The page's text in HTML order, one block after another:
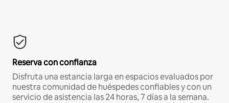
Reserva con confianza
Disfruta una estancia larga en espacios evaluados por
nuestra comunidad de huéspedes confiables y con un
servicio de asistencia las 24 horas, 7 días a la semana.